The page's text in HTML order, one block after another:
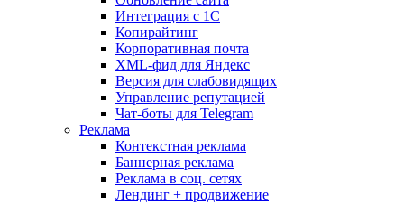
Интеграция с 1С
Копирайтинг
Корпоративная почта
XML-фид для Яндекс
Версия для слабовидящих
Управление репутацией
Чат-боты для Telegram
Реклама
Контекстная реклама
Баннерная реклама
Реклама в соц. сетях
Лендинг + продвижение